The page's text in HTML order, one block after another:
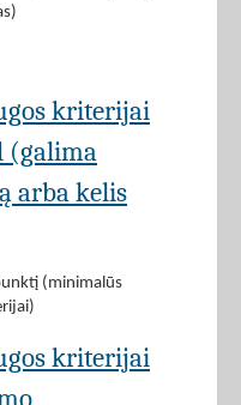
kriterijai
(galima
arba kelis
(minimalūs
kriterijai